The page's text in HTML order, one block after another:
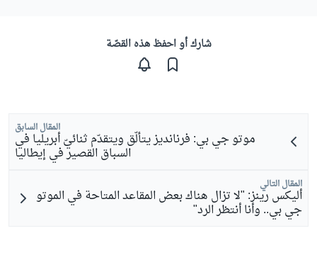
شارك أو احفظ هذه القصّة
المقال السابق
موتو جي بي: فرنانديز يتألّق ويتقدّم ثنائيّ أبريليا في
السباق القصير في إيطاليا
المقال التالي
أليكس رينز: "لا تزال هناك بعض المقاعد المتاحة في الموتو
جي بي.. وأنا أنتظر الرد"